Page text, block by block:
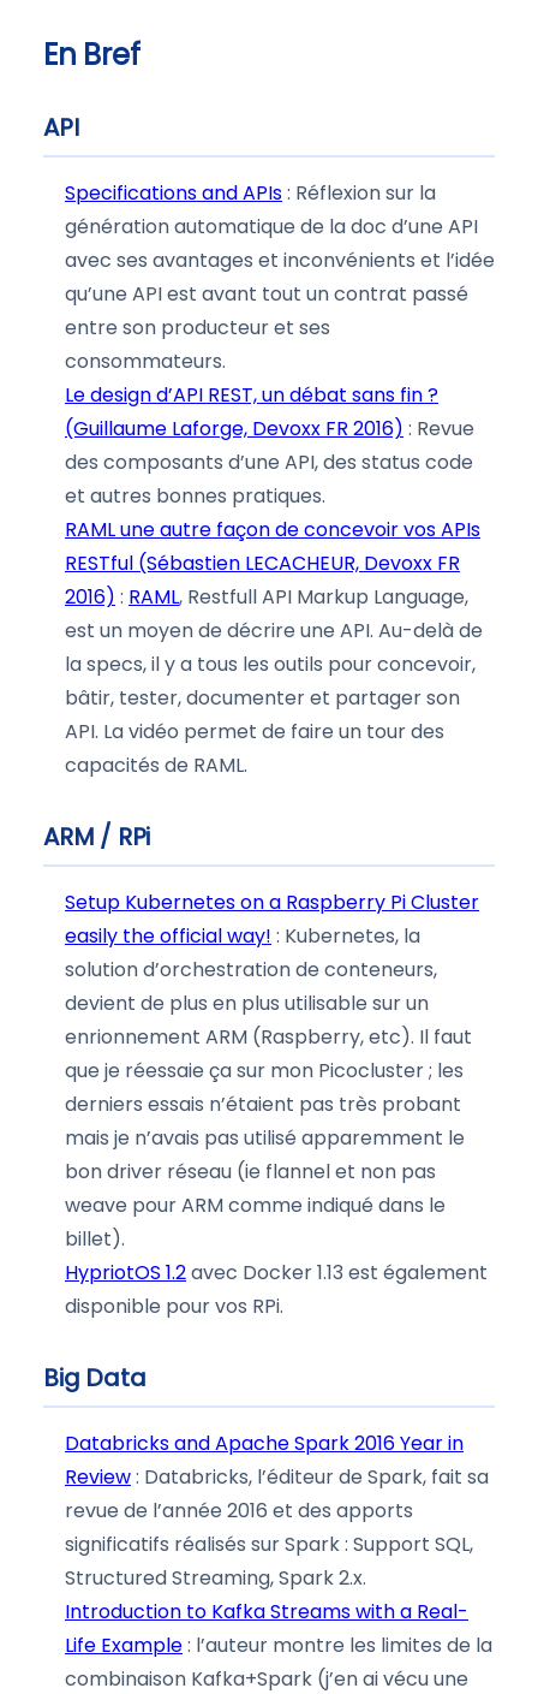
En Bref
API
Specifications and APIs: Réflexion sur la
génération automatique de la doc d’une API
avec ses avantages et inconvénients et l’idée
qu’une API est avant tout un contrat passé
entre son producteur et ses
consommateurs.
Le design d’API REST, un débat sans fin ?
(Guillaume Laforge, Devoxx FR 2016) : Revue
des composants d’une API, des status code
et autres bonnes pratiques.
RAML une autre façon de concevoir vos APIs
RESTful (Sébastien LECACHEUR, Devoxx FR
2016) : RAML, Restfull API Markup Language,
est un moyen de décrire une API. Au-delà de
la specs, il y a tous les outils pour concevoir,
bâtir, tester, documenter et partager son
API. La vidéo permet de faire un tour des
capacités de RAML.
ARM / RPi
Setup Kubernetes on a Raspberry Pi Cluster
easily the official way! : Kubernetes, la
solution d’orchestration de conteneurs,
devient de plus en plus utilisable sur un
enrionnement ARM (Raspberry, etc). Il faut
que je réessaie ça sur mon Picocluster ; les
derniers essais n’étaient pas très probant
mais je n’avais pas utilisé apparemment le
bon driver réseau (ie flannel et non pas
weave pour ARM comme indiqué dans le
billet).
HypriotOS 1.2avec Docker 1.13 est également
disponible pour vos RPi.
Big Data
Databricks and Apache Spark 2016 Year in
Review: Databricks, l’éditeur de Spark, fait sa
revue de l’année 2016 et des apports
significatifs réalisés sur Spark : Support SQL,
Structured Streaming, Spark 2.x.
Introduction to Kafka Streams with a Real-
Life Example: l’auteur montre les limites de la
combinaison Kafka+Spark (j’en ai vécu une